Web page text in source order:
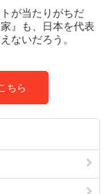
が当たりがちだ
』も、日本を代表
ないだろう。
ちら